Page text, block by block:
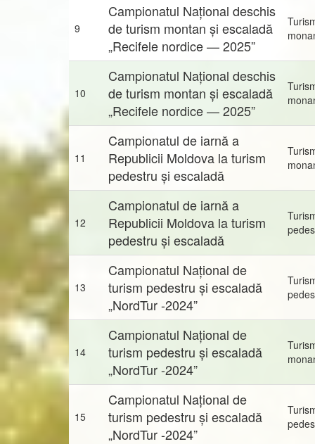
9
Campionatul Național deschis
de turism montan și escaladă
„Recifele nordice — 2025”
10
Campionatul Național deschis
de turism montan și escaladă
„Recifele nordice — 2025”
11
Campionatul de iarnă a
Republicii Moldova la turism
pedestru și escaladă
12
Campionatul de iarnă a
Republicii Moldova la turism
pedestru și escaladă
13
Campionatul Național de
turism pedestru și escaladă
„NordTur -2024”
14
Campionatul Național de
turism pedestru și escaladă
„NordTur -2024”
15
Campionatul Național de
turism pedestru și escaladă
„NordTur -2024”